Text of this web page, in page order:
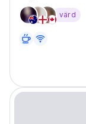
Detta är ett
kulturell
värd